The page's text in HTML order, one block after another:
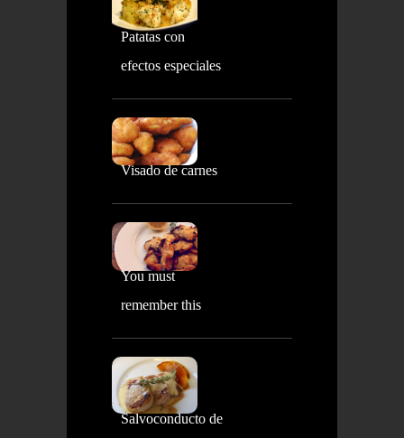
Patatas con
efectos especiales
Visado de carnes
You must
remember this
Salvoconducto de